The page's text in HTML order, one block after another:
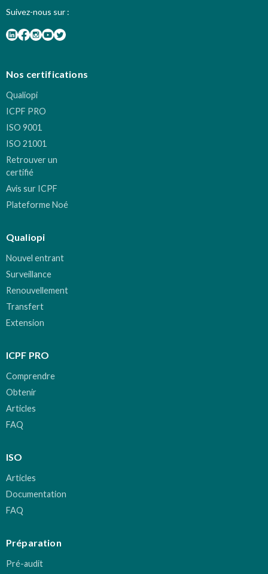
Suivez-nous sur :
Nos certifications
Qualiopi
ICPF PRO
ISO 9001
ISO 21001
Retrouver un
certifié
Avis sur ICPF
Plateforme Noé
Qualiopi
Nouvel entrant
Surveillance
Renouvellement
Transfert
Extension
ICPF PRO
Comprendre
Obtenir
Articles
FAQ
ISO
Articles
Documentation
FAQ
Préparation
Pré-audit